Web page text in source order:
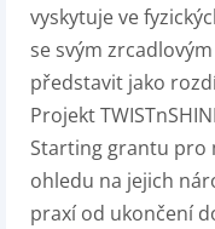
vyskytuje ve
se svým
představit jako
Projekt
Starting grantu pro
ohledu na jejich
praxí od ukončení